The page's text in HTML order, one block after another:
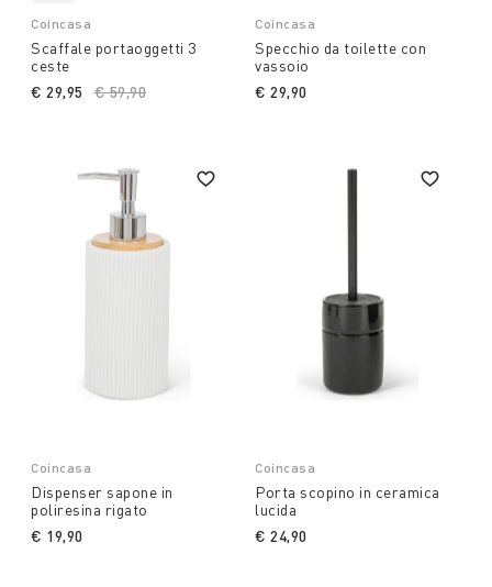
Coincasa
Scaffale portaoggetti 3
ceste
Price reduced from
€ 59,90
€ 29,95
Coincasa
Specchio da toilette con
vassoio
€ 29,90
Coincasa
Dispenser sapone in
poliresina rigato
€ 19,90
Coincasa
Porta scopino in ceramica
lucida
€ 24,90